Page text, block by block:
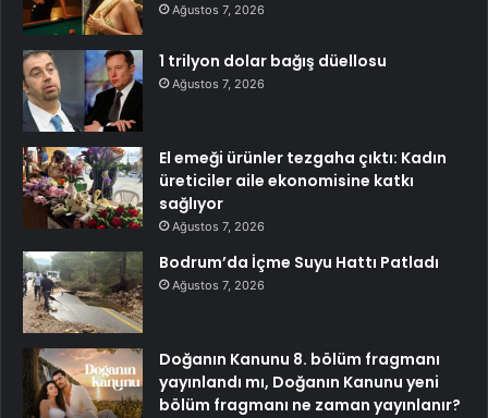
Ağustos 7, 2026
1 trilyon dolar bağış düellosu
Ağustos 7, 2026
El emeği ürünler tezgaha çıktı: Kadın
üreticiler aile ekonomisine katkı
sağlıyor
Ağustos 7, 2026
Bodrum’da İçme Suyu Hattı Patladı
Ağustos 7, 2026
Doğanın Kanunu 8. bölüm fragmanı
yayınlandı mı, Doğanın Kanunu yeni
bölüm fragmanı ne zaman yayınlanır?